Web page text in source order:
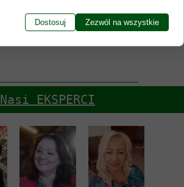
<< POWRÓT
Nasi EKSPERCI
Dostosuj Zezwól na wszystkie